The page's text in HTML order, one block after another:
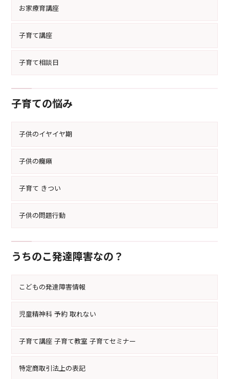
お家療育講座
子育て講座
子育て相談日
子育ての悩み
子供のイヤイヤ期
子供の癇癪
子育て きつい
子供の問題行動
うちのこ発達障害なの？
こどもの発達障害情報
児童精神科 予約 取れない
子育て講座 子育て教室 子育てセミナー
特定商取引法上の表記